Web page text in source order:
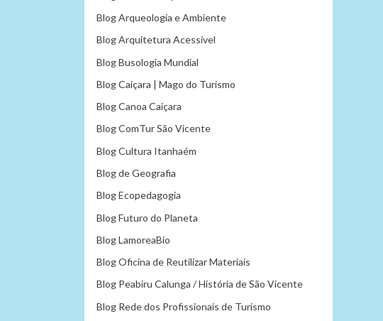
Blog Arqueologia e Ambiente
Blog Arquitetura Acessível
Blog Busologia Mundial
Blog Caiçara | Mago do Turismo
Blog Canoa Caiçara
Blog ComTur São Vicente
Blog Cultura Itanhaém
Blog de Geografia
Blog Ecopedagogia
Blog Futuro do Planeta
Blog LamoreaBio
Blog Oficina de Reutilizar Materiais
Blog Peabiru Calunga / História de São Vicente
Blog Rede dos Profissionais de Turismo